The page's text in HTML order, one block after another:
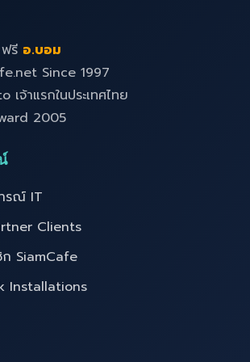
รี อ.บอม
Since 1997
เจ้าแรกในประเทศไทย
2005
รณ์ IT
Clients
SiamCafe
Installations